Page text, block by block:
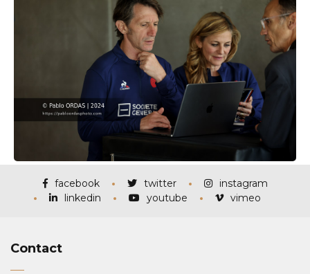
facebook twitter
instagram
linkedin
youtube vimeo
Contact